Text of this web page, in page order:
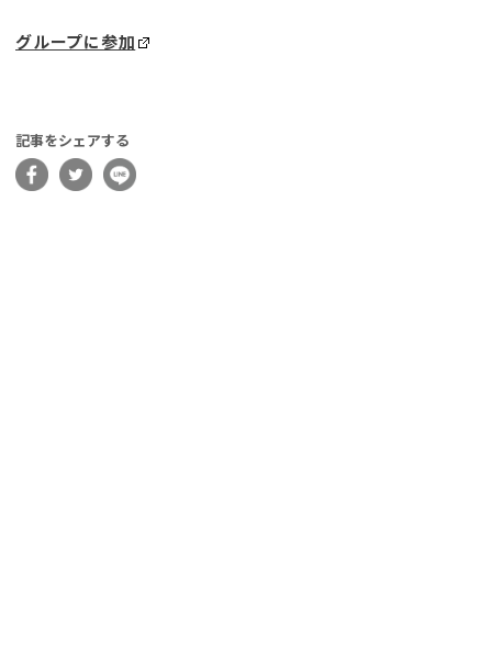
グループに参加
記事をシェアする